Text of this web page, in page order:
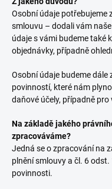
Osobní údaje potřebujeme
smlouvu – dodali vám
údaje s vámi budeme také
objednávky, případně
Osobní údaje budeme
povinností, které nám
daňové účely, případně
Na základě jakého
zpracováváme?
Jedná se o zpracování na
plnění smlouvy a čl. 6
povinnosti.